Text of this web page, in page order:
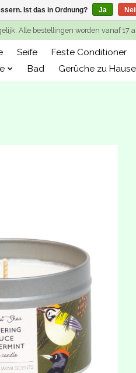
Alle bestellingen worden vanaf 17
Seife Feste Conditioner
Bad Gerüche zu Hause
Ist das in Ordnung? Ja